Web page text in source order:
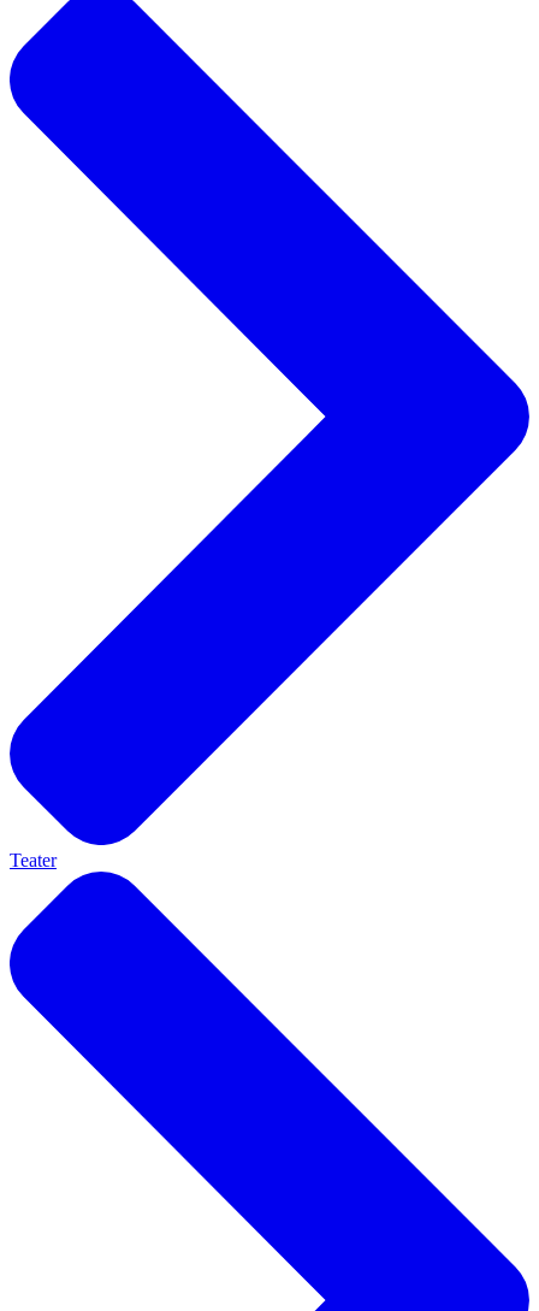
Teater